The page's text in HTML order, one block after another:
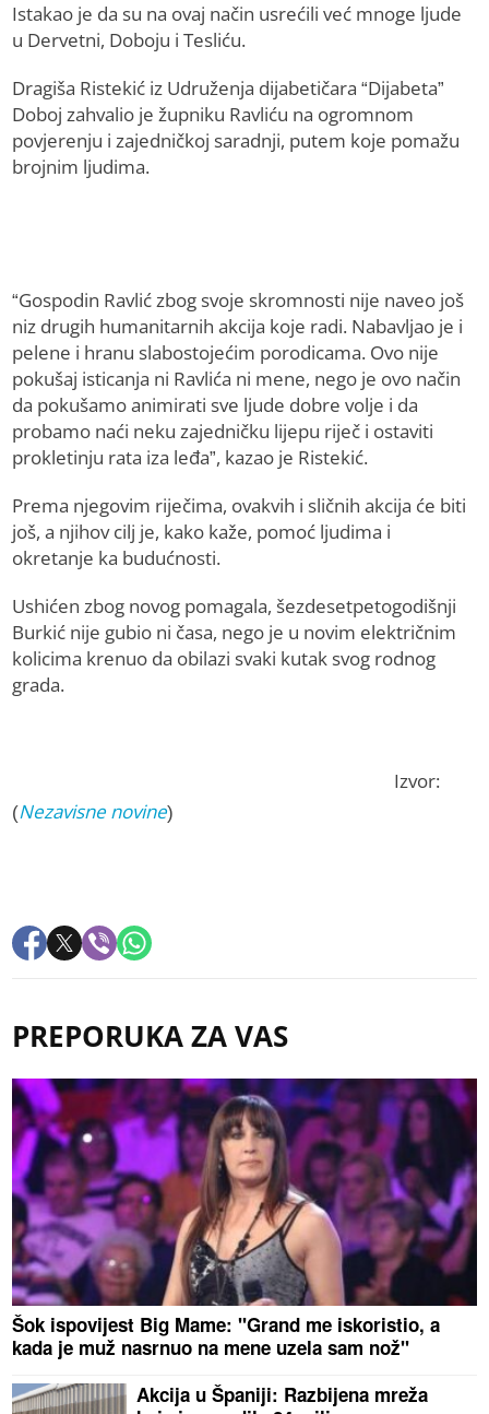
Istakao je da su na ovaj način usrećili već mnoge ljude
u Dervetni, Doboju i Tesliću.
Dragiša Ristekić iz Udruženja dijabetičara “Dijabeta”
Doboj zahvalio je župniku Ravliću na ogromnom
povjerenju i zajedničkoj saradnji, putem koje pomažu
brojnim ljudima.
“Gospodin Ravlić zbog svoje skromnosti nije naveo još
niz drugih humanitarnih akcija koje radi. Nabavljao je i
pelene i hranu slabostojećim porodicama. Ovo nije
pokušaj isticanja ni Ravlića ni mene, nego je ovo način
da pokušamo animirati sve ljude dobre volje i da
probamo naći neku zajedničku lijepu riječ i ostaviti
prokletinju rata iza leđa”, kazao je Ristekić.
Prema njegovim riječima, ovakvih i sličnih akcija će biti
još, a njihov cilj je, kako kaže, pomoć ljudima i
okretanje ka budućnosti.
Ushićen zbog novog pomagala, šezdesetpetogodišnji
Burkić nije gubio ni časa, nego je u novim električnim
kolicima krenuo da obilazi svaki kutak svog rodnog
grada.
Izvor:
(Nezavisne novine)
PREPORUKA ZA VAS
Šok ispovijest Big Mame: "Grand me iskoristio, a
kada je muž nasrnuo na mene uzela sam nož"
Akcija u Španiji: Razbijena mreža